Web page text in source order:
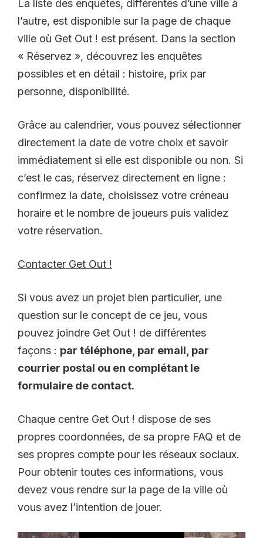
La liste des enquêtes, différentes d’une ville à
l’autre, est disponible sur la page de chaque
ville où Get Out ! est présent. Dans la section
« Réservez », découvrez les enquêtes
possibles et en détail : histoire, prix par
personne, disponibilité.
Grâce au calendrier, vous pouvez sélectionner
directement la date de votre choix et savoir
immédiatement si elle est disponible ou non. Si
c’est le cas, réservez directement en ligne :
confirmez la date, choisissez votre créneau
horaire et le nombre de joueurs puis validez
votre réservation.
Contacter Get Out !
Si vous avez un projet bien particulier, une
question sur le concept de ce jeu, vous
pouvez joindre Get Out ! de différentes
façons : par téléphone, par email, par
courrier postal ou en complétant le
formulaire de contact.
Chaque centre Get Out ! dispose de ses
propres coordonnées, de sa propre FAQ et de
ses propres compte pour les réseaux sociaux.
Pour obtenir toutes ces informations, vous
devez vous rendre sur la page de la ville où
vous avez l’intention de jouer.